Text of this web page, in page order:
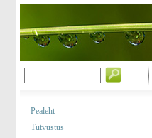
Pealeht
Tutvustus